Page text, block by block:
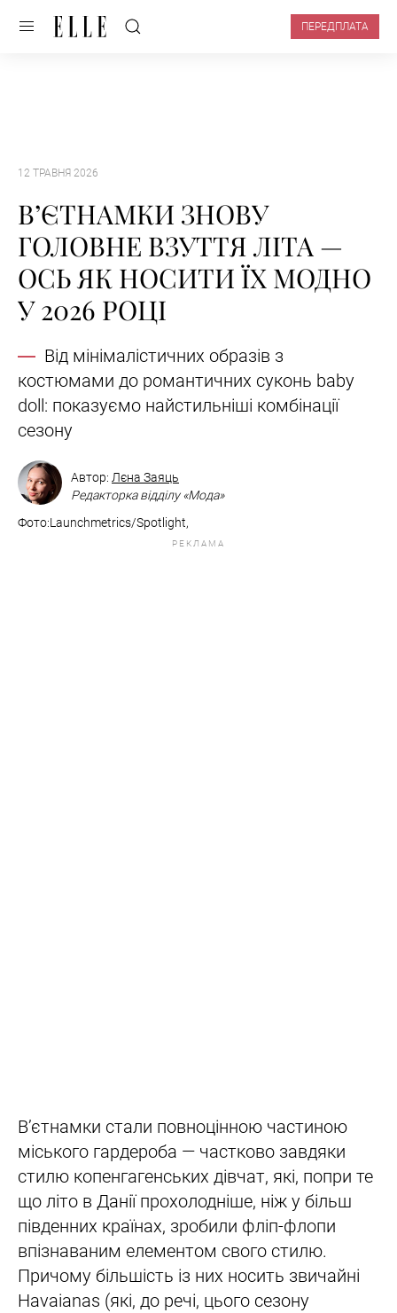
ПЕРЕДПЛАТА
12 ТРАВНЯ 2026
ВʼЄТНАМКИ ЗНОВУ
ГОЛОВНЕ ВЗУТТЯ ЛІТА —
ОСЬ ЯК НОСИТИ ЇХ МОДНО
У 2026 РОЦІ
Від мінімалістичних образів з
костюмами до романтичних суконь baby
doll: показуємо найстильніші комбінації
сезону
Автор: Лєна Заяць
Редакторка відділу «Мода»
Фото:Launchmetrics/Spotlight,
РЕКЛАМА
Вʼєтнамки стали повноцінною частиною
міського гардероба — частково завдяки
стилю копенгагенських дівчат, які, попри те
що літо в Данії прохолодніше, ніж у більш
південних країнах, зробили фліп-флопи
впізнаваним елементом свого стилю.
Причому більшість із них носить звичайні
Havaianas (які, до речі, цього сезону